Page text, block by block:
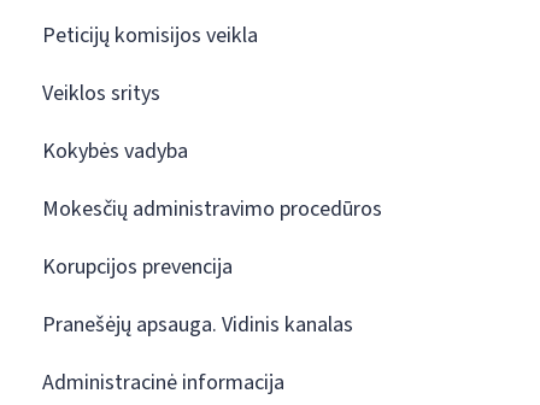
Peticijų komisijos veikla
Veiklos sritys
Kokybės vadyba
Mokesčių administravimo procedūros
Korupcijos prevencija
Pranešėjų apsauga. Vidinis kanalas
Administracinė informacija